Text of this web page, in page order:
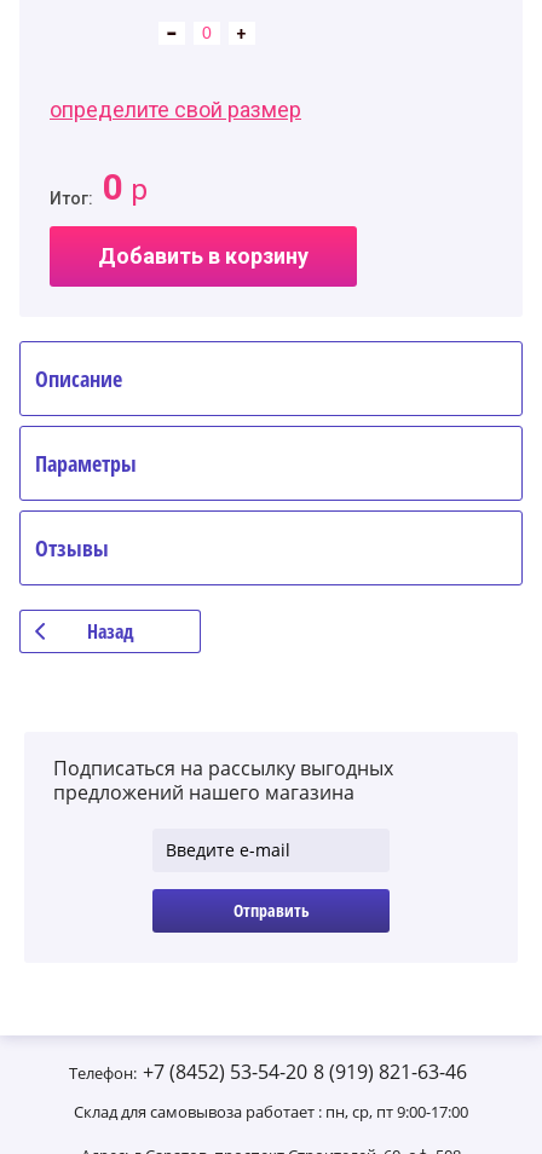
определите свой размер
Итог: 0 р
Добавить в корзину
Описание
Параметры
Отзывы
Назад
Подписаться на рассылку выгодных
предложений нашего магазина
Отправить
Телефон: +7 (8452) 53-54-20 8 (919) 821-63-46
Склад для самовывоза работает : пн, ср, пт 9:00-17:00